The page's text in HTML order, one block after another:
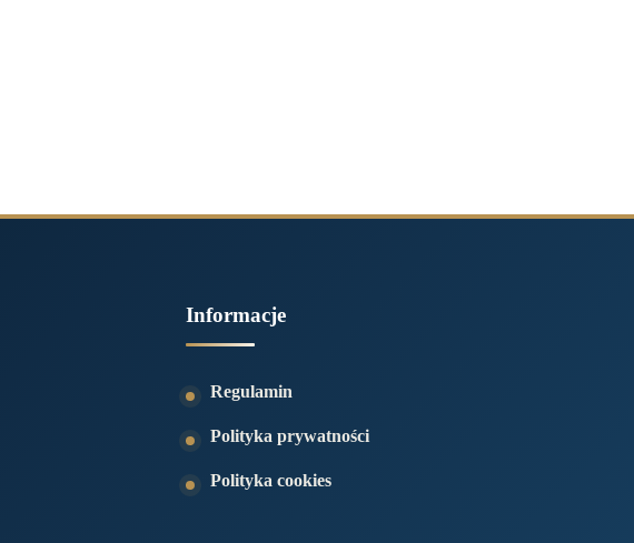
Informacje
Regulamin
Polityka prywatności
Polityka cookies